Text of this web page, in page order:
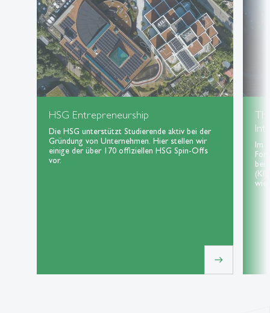
HSG Entrepreneurship
Die HSG unterstützt Studierende aktiv bei der
Gründung von Unternehmen. Hier stellen wir
einige der über 170 offiziellen HSG Spin-Offs
vor.
east
Im
bei
(KI)
wie